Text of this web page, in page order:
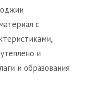
с
и
и образования